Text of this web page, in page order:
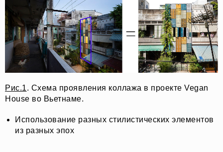
Рис.1. Схема проявления коллажа в проекте Vegan
House во Вьетнаме.
Использование разных стилистических элементов
из разных эпох